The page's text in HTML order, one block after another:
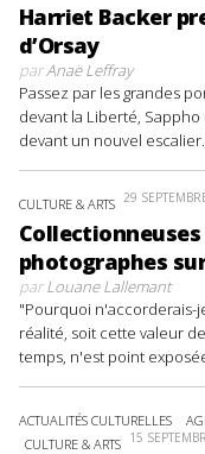
Harriet Backer
d’Orsay
parAnaë Leffray
Passez par les grandes
devant la Liberté,
devant un nouvel
CULTURE & ARTS 29
photographes
parLouane Lallemant
"Pourquoi n'accorderais-
réalité, soit cette valeur
temps, n'est point
ACTUALITÉS CULTURELLES
CULTURE & ARTS 15